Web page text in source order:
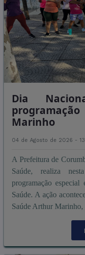
Dia
Marinho
04 de Agosto de 2026 -
A Prefeitura de
Saúde, realiza
programação
Saúde. A ação
Saúde Arthur Marinho,